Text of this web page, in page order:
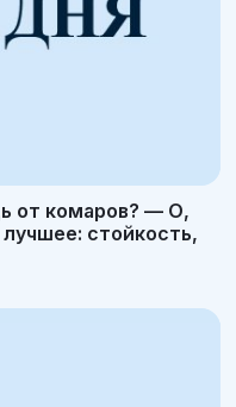
от комаров? — О,
стойкость,